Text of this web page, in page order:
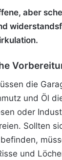
aber
die
und Öl
oder
Sollten
und